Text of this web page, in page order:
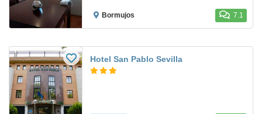
Bormujos 7.1
Hotel San Pablo Sevilla